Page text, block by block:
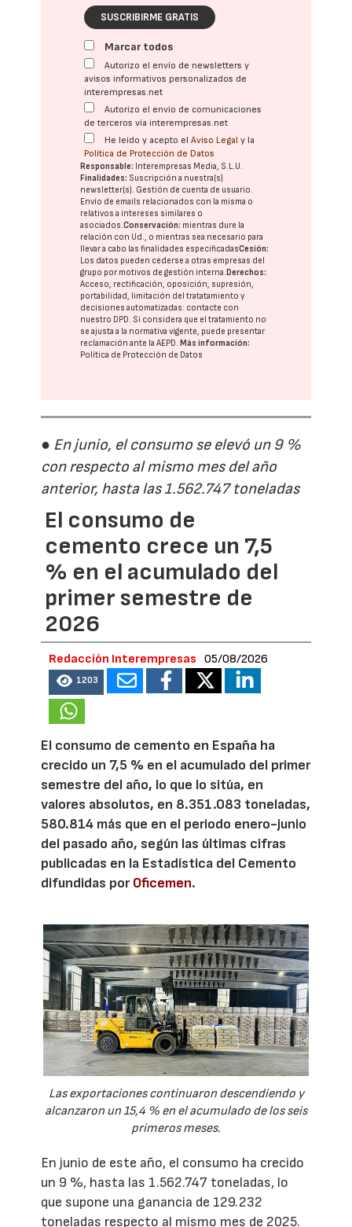
SUSCRIBIRME GRATIS
Marcar todos
Autorizo el envío de newsletters y
avisos informativos personalizados de
interempresas.net
Autorizo el envío de comunicaciones
de terceros vía interempresas.net
He leído y acepto elAviso Legal y la
Política de Protección de Datos
Responsable: Interempresas Media, S.L.U.
Finalidades: Suscripción a nuestra(s)
newsletter(s). Gestión de cuenta de usuario.
Envío de emails relacionados con la misma o
relativos a intereses similares o
asociados.Conservación: mientras dure la
relación con Ud., o mientras sea necesario para
llevar a cabo las finalidades especificadasCesión:
Los datos pueden cederse a otras empresas del
grupo por motivos de gestión interna. Derechos:
Acceso, rectificación, oposición, supresión,
portabilidad, limitación del tratatamiento y
decisiones automatizadas: contacte con
nuestro DPD. Si considera que el tratamiento no
se ajusta a la normativa vigente, puede presentar
reclamación ante laAEPD. Más información:
Política de Protección de Datos
● En junio, el consumo se elevó un 9 %
con respecto al mismo mes del año
anterior, hasta las 1.562.747 toneladas
El consumo de
cemento crece un 7,5
% en el acumulado del
primer semestre de
2026
Redacción Interempresas 05/08/2026
1203
El consumo de cemento en España ha
crecido un 7,5 % en el acumulado del primer
semestre del año, lo que lo sitúa, en
valores absolutos, en 8.351.083 toneladas,
580.814 más que en el periodo enero-junio
del pasado año, según las últimas cifras
publicadas en la Estadística del Cemento
difundidas porOficemen.
Las exportaciones continuaron descendiendo y
alcanzaron un 15,4 % en el acumulado de los seis
primeros meses.
En junio de este año, el consumo ha crecido
un 9 %, hasta las 1.562.747 toneladas, lo
que supone una ganancia de 129.232
toneladas respecto al mismo mes de 2025.